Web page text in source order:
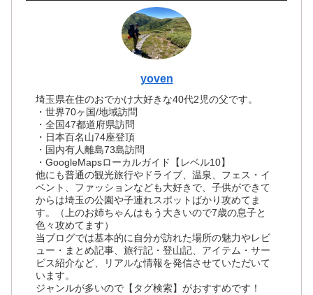
yoven
埼玉県在住のおでかけ大好きな40代2児の父です。
・世界70ヶ国/地域訪問
・全国47都道府県訪問
・日本百名山74座登頂
・国内有人離島73島訪問
・GoogleMapsローカルガイド【レベル10】
他にも普通の観光旅行やドライブ、温泉、フェス・イ
ベント、ファッションなども大好きで、子供ができて
からは埼玉の公園や子連れスポットばかり攻めてま
す。（上のお姉ちゃんはもう大きいので7歳の息子と
色々攻めてます）
当ブログでは基本的に自分が訪れた場所の魅力やレビ
ュー・まとめ記事、旅行記・登山記、アイテム・サー
ビス紹介など、リアルな情報を発信させていただいて
います。
ジャンルが多いので【タグ検索】がおすすめです！